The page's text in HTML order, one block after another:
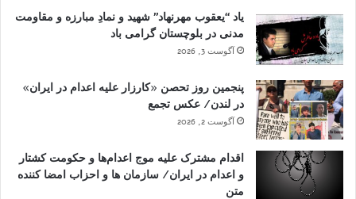
یاد “یعقوب مهرنهاد” شهید و نمادِ مبارزه و مقاومت
مدنی در بلوچستان گرامی باد
آگوست 3, 2026
پنجمین روز تحصن «کارزار علیه اعدام در ایران»
در لندن/ عکس تجمع
آگوست 2, 2026
اقدام مشترک علیه موج اعدام‌ها و حکومت کشتار
و اعدام در ایران/ سازمان ها و احزاب امضا کننده
متن